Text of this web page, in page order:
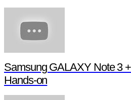
Samsung GALAXY Note 3
Hands-on